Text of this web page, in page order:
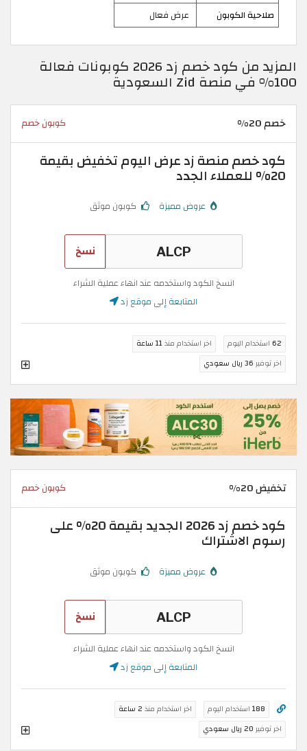
صلاحية الكوبون
عرض فعال
المزيد من كود خصم زد 2026 كوبونات فعالة
100% في منصة Zid السعودية
خصم 20% كوبون خصم
كود خصم منصة زد عرض اليوم تخفيض بقيمة
20% للعملاء الجدد
عروض مميزة كوبون موثق
نسخ
انسخ الكود واستخدمه عند انهاء عملية الشراء
المتابعة إلى موقع زد
62 استخدام اليوم اخر استخدام منذ11 ساعة
اخر توفير 36 ريال سعودي
تخفيض 20% كوبون خصم
كود خصم زد 2026 الجديد بقيمة 20% على
رسوم الاشتراك
عروض مميزة كوبون موثق
نسخ
انسخ الكود واستخدمه عند انهاء عملية الشراء
المتابعة إلى موقع زد
188 استخدام اليوم اخر استخدام منذ 2 ساعة
اخر توفير 20 ريال سعودي